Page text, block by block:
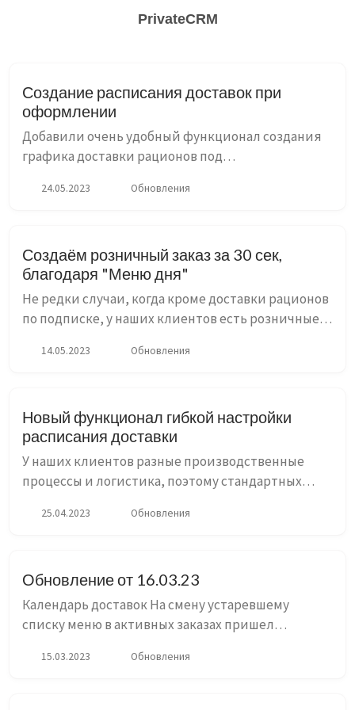
PrivateCRM
Создание расписания доставок при
оформлении
Добавили очень удобный функционал создания
графика доставки рационов под
непосредственно при создании заказа,
24.05.2023 Обновления
Создаём розничный заказ за 30 сек,
благодаря "Меню дня"
Не редки случаи, когда кроме доставки рационов
по подписке, у наших клиентов есть розничные
создавать такие заказы можно в режиме
14.05.2023 Обновления
Новый функционал гибкой настройки
расписания доставки
У наших клиентов разные производственные
процессы и логистика, поэтому стандартных
день” было недостаточно. К тому же иногда у
25.04.2023 Обновления
Обновление от 16.03.23
Календарь доставок На смену устаревшему
списку меню в активных заказах пришел
визуализировали управление днями подписки,
15.03.2023 Обновления